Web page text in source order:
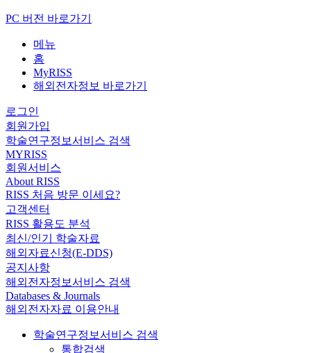
PC 버전 바로가기
메뉴
홈
MyRISS
해외전자정보 바로가기
로그인
회원가입
학술연구정보서비스 검색
MYRISS
회원서비스
About RISS
RISS 처음 방문 이세요?
고객센터
RISS 활용도 분석
최신/인기 학술자료
해외자료신청(E-DDS)
공지사항
해외전자정보서비스 검색
Databases & Journals
해외전자자료 이용안내
학술연구정보서비스 검색
통합검색